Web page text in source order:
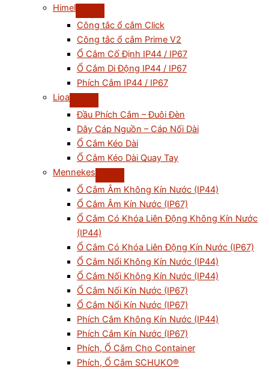
Himel
Công tắc ổ cắm Click
Công tắc ổ cắm Prime V2
Ổ Cắm Cố Định IP44 / IP67
Ổ Cắm Di Động IP44 / IP67
Phích Cắm IP44 / IP67
Lioa
Đầu Phích Cắm – Đuôi Đèn
Dây Cáp Nguồn – Cáp Nối Dài
Ổ Cắm Kéo Dài
Ổ Cắm Kéo Dài Quay Tay
Mennekes
Ổ Cắm Âm Không Kín Nước (IP44)
Ổ Cắm Âm Kín Nước (IP67)
Ổ Cắm Có Khóa Liên Động Không Kín Nước
(IP44)
Ổ Cắm Có Khóa Liên Động Kín Nước (IP67)
Ổ Cắm Nổi Không Kín Nước (IP44)
Ổ Cắm Nối Không Kín Nước (IP44)
Ổ Cắm Nối Kín Nước (IP67)
Ổ Cắm Nổi Kín Nước (IP67)
Phích Cắm Không Kín Nước (IP44)
Phích Cắm Kín Nước (IP67)
Phích, Ổ Cắm Cho Container
Phích, Ổ Cắm SCHUKO®